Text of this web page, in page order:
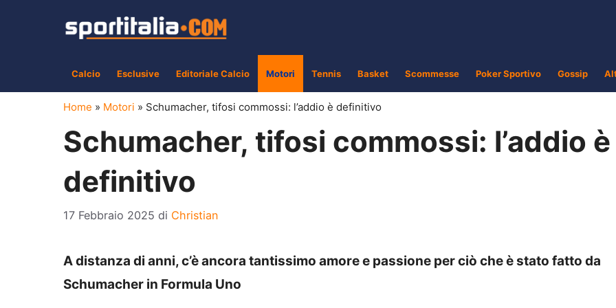
Calcio Esclusive Editoriale Calcio Motori Tennis Basket Scommesse Poker Sportivo Gossip
Home » Motori » Schumacher, tifosi commossi: l’addio è definitivo
Schumacher, tifosi commossi: l’addio è
definitivo
17 Febbraio 2025 di Christian
A distanza di anni, c’è ancora tantissimo amore e passione per ciò che è stato fatto da
Schumacher in Formula Uno